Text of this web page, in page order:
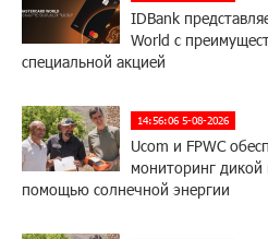
IDBank
World с
специальной акцией
14:56:06 5-08-2026
Ucom и FPWC
мониторинг
помощью солнечной энергии